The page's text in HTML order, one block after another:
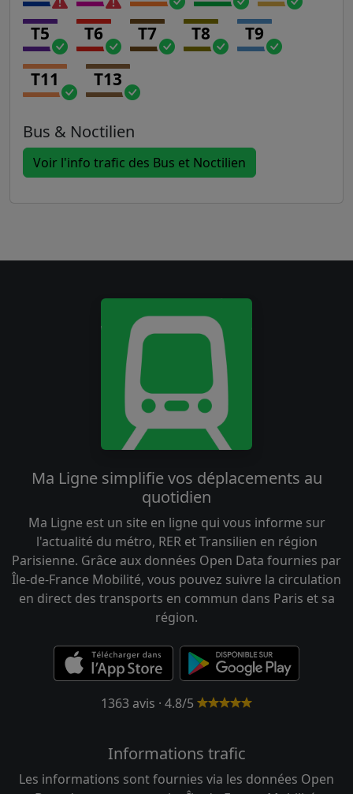
T5 T6 T7 T8 T9
T11 T13
Bus & Noctilien
Voir l'info trafic des Bus et Noctilien
Ma Ligne simplifie vos déplacements au
quotidien
Ma Ligne est un site en ligne qui vous informe sur
l'actualité du métro, RER et Transilien en région
Parisienne. Grâce aux données Open Data fournies par
Île-de-France Mobilité, vous pouvez suivre la circulation
en direct des transports en commun dans Paris et sa
région.
1363 avis · 4.8/5
Informations trafic
Les informations sont fournies via les données Open